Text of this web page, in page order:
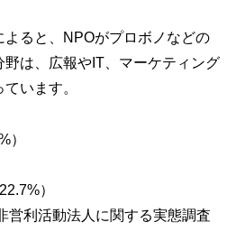
ると、NPOがプロボノなどの
は、広報やIT、マーケティング
います。
）
）
営利活動法人に関する実態調査